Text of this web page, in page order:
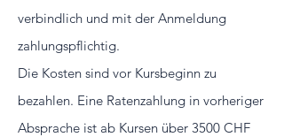
verbindlich und mit der Anmeldung
zahlungspflichtig.
Die Kosten sind vor Kursbeginn zu
bezahlen. Eine Ratenzahlung in vorheriger
Absprache ist ab Kursen über 3500 CHF